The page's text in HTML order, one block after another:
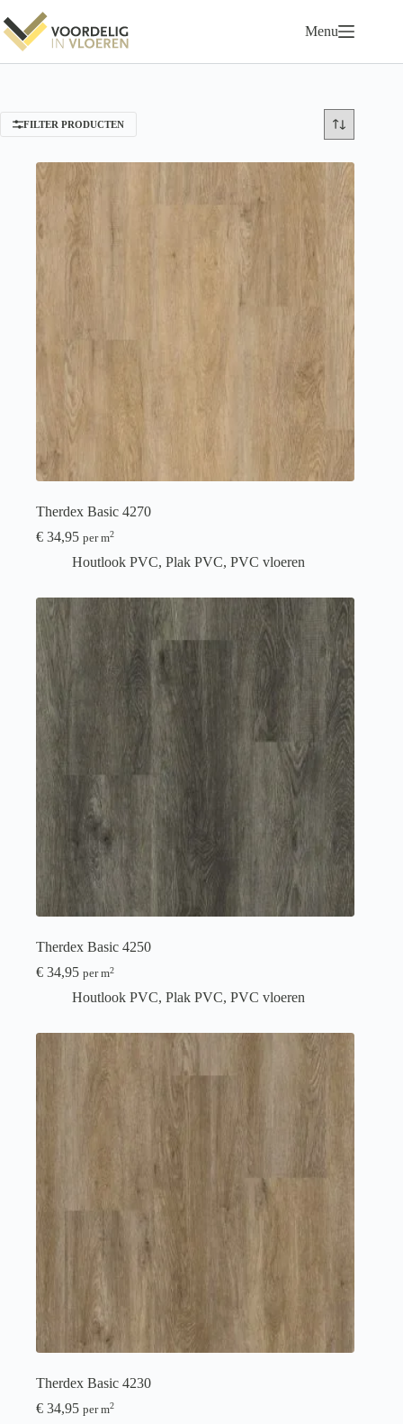
naar
de
inhoud
Menu
FILTER PRODUCTEN
Therdex Basic 4270
€ 34,95 per m2
Houtlook PVC, Plak PVC, PVC vloeren
Therdex Basic 4250
€ 34,95 per m2
Houtlook PVC, Plak PVC, PVC vloeren
Therdex Basic 4230
€ 34,95 per m2